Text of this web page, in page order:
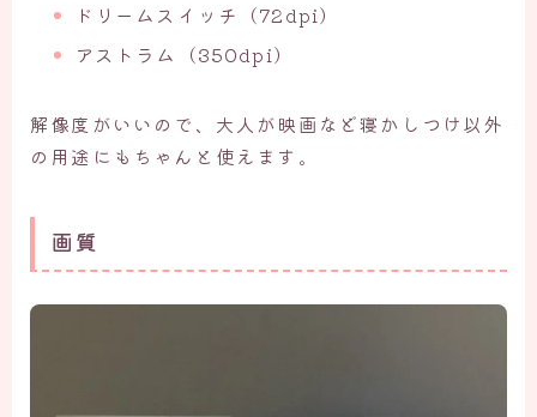
ドリームスイッチ（72dpi）
アストラム（350dpi）
解像度がいいので、大人が映画など寝かしつけ以外
の用途にもちゃんと使えます。
画質